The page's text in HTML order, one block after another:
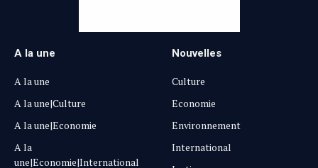
A la une
A la une
A la une|Culture
A la une|Economie
A la
une|Economie|International
Nouvelles
Culture
Economie
Environnement
International